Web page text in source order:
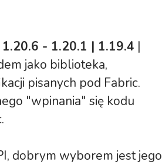
- 1.20.1 | 1.19.4 |
jako biblioteka,
pisanych pod Fabric.
"wpinania" się kodu
dobrym wyborem jest jego